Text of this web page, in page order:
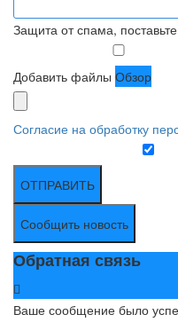
Защита от спама, поставьте
Добавить файлы Обзор
Согласие на обработку
ОТПРАВИТЬ
Сообщить новость
Обратная связь
Ваше сообщение было